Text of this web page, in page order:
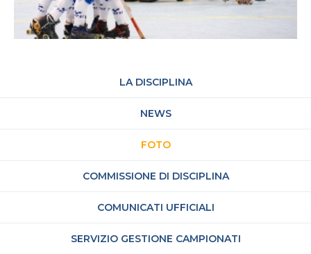
LA DISCIPLINA
NEWS
FOTO
COMMISSIONE DI DISCIPLINA
COMUNICATI UFFICIALI
SERVIZIO GESTIONE CAMPIONATI